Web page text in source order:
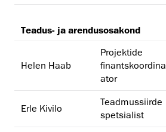
Teadus- ja arendusosakond
Helen Haab
Projektide
finantskoordina
ator
Erle Kivilo
Teadmussiirde
spetsialist